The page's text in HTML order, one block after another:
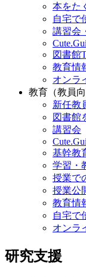
本をた
自宅で
講習会
図書館
教育情
オンラ
教育（教員向
新任教
図書館
講習会
基幹教
学習・
授業で
授業公
教育情
自宅で
オンラ
研究支援